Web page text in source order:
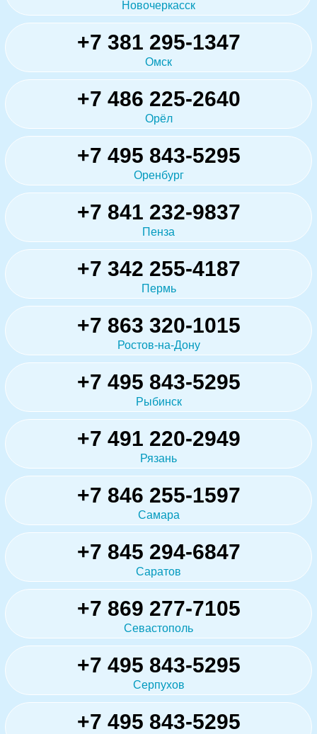
Новочеркасск
+7 381 295-1347
Омск
+7 486 225-2640
Орёл
+7 495 843-5295
Оренбург
+7 841 232-9837
Пенза
+7 342 255-4187
Пермь
+7 863 320-1015
Ростов-на-Дону
+7 495 843-5295
Рыбинск
+7 491 220-2949
Рязань
+7 846 255-1597
Самара
+7 845 294-6847
Саратов
+7 869 277-7105
Севастополь
+7 495 843-5295
Серпухов
+7 495 843-5295